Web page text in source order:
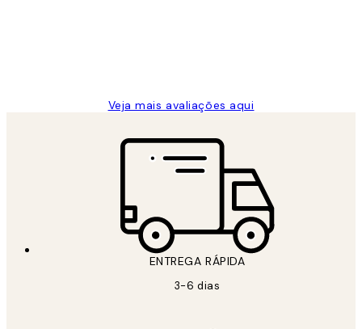
Veja mais avaliações aqui
ENTREGA RÁPIDA
3-6 dias